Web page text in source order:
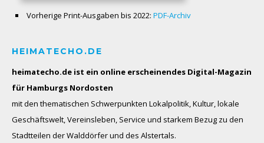
Vorherige Print-Ausgaben bis 2022: PDF-Archiv
HEIMATECHO.DE
heimatecho.de ist ein online erscheinendes Digital-Magazin
für Hamburgs Nordosten
mit den thematischen Schwerpunkten Lokalpolitik, Kultur, lokale
Geschäftswelt, Vereinsleben, Service und starkem Bezug zu den
Stadtteilen der Walddörfer und des Alstertals.